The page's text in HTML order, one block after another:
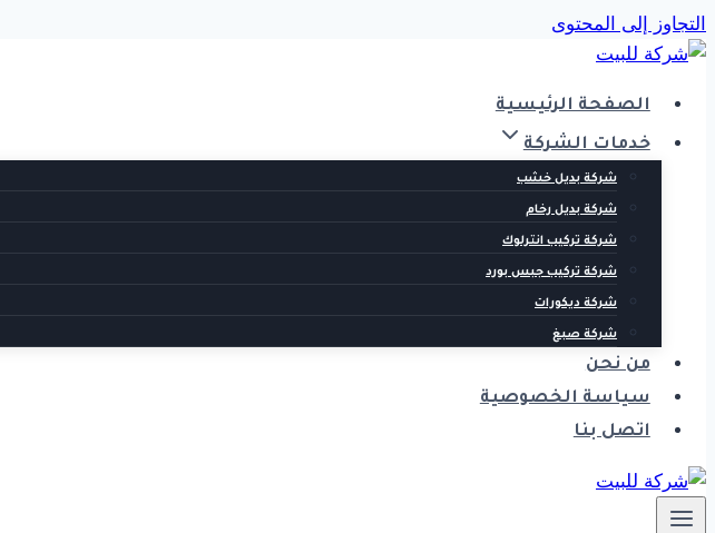
التجاوز إلى المحتوى
الصفحة الرئيسية
خدمات الشركة
شركة بديل خشب
شركة بديل رخام
شركة تركيب انترلوك
شركة تركيب جبس بورد
شركة ديكورات
شركة صبغ
من نحن
سياسة الخصوصية
اتصل بنا